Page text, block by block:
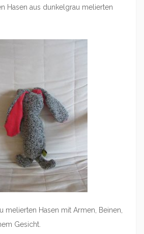
Hasen aus dunkelgrau melierten
melierten Hasen mit Armen, Beinen,
Gesicht.